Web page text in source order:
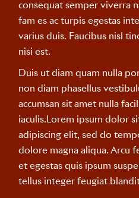
consequat semper viverra
fam es ac turpis egestas
varius duis. Faucibus nisl
nisi est.
Duis ut diam quam nulla
non diam phasellus
accumsan sit amet nulla
iaculis.Lorem ipsum dolor
adipiscing elit, sed do
dolore magna aliqua. Arcu
et egestas quis ipsum
tellus integer feugiat blandit